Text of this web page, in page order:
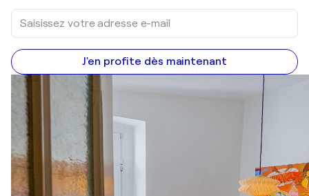
J'en profite dès maintenant